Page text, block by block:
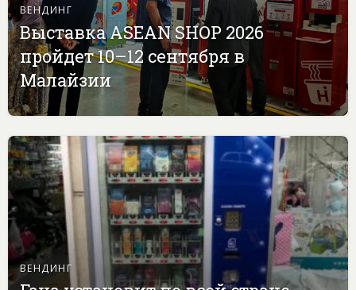
ВЕНДИНГ
Выставка ASEAN SHOP 2026
пройдет 10–12 сентября в
Малайзии
ВЕНДИНГ